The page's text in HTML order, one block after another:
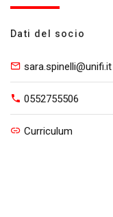
Dati del socio
sara.spinelli@unifi.it
0552755506
Curriculum